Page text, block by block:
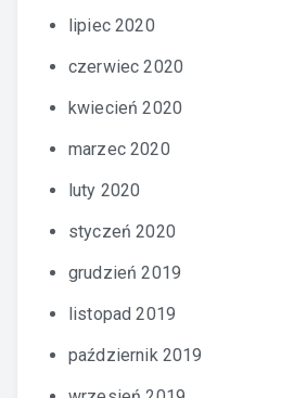
lipiec 2020
czerwiec 2020
kwiecień 2020
marzec 2020
luty 2020
styczeń 2020
grudzień 2019
listopad 2019
październik 2019